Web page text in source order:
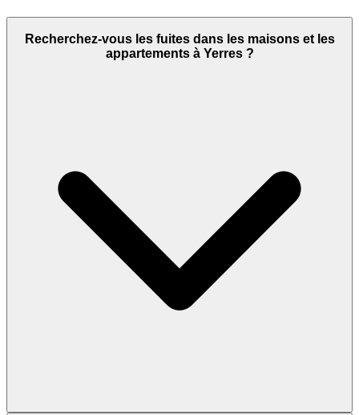
Recherchez-vous les fuites dans les maisons et les
appartements à Yerres ?